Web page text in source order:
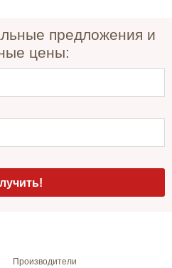
предложения и
цены:
Производители